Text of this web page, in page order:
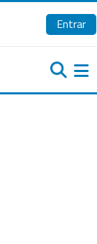
Entrar